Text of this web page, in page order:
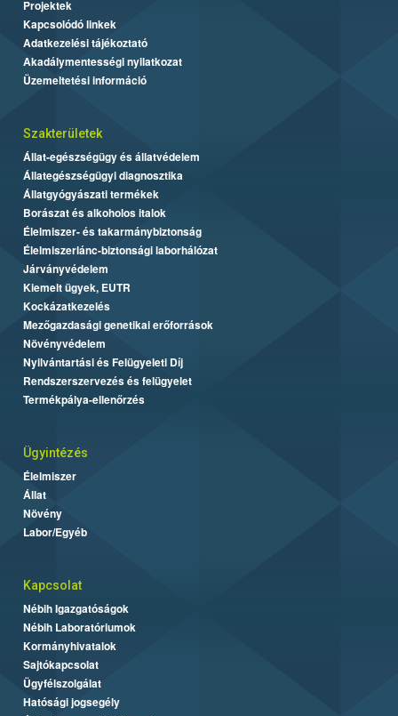
Projektek
Kapcsolódó linkek
Adatkezelési tájékoztató
Akadálymentességi nyilatkozat
Üzemeltetési információ
Szakterületek
Állat-egészségügy és állatvédelem
Állategészségügyi diagnosztika
Állatgyógyászati termékek
Borászat és alkoholos italok
Élelmiszer- és takarmánybiztonság
Élelmiszerlánc-biztonsági laborhálózat
Járványvédelem
Kiemelt ügyek, EUTR
Kockázatkezelés
Mezőgazdasági genetikai erőforrások
Növényvédelem
Nyilvántartási és Felügyeleti Díj
Rendszerszervezés és felügyelet
Termékpálya-ellenőrzés
Ügyintézés
Élelmiszer
Állat
Növény
Labor/Egyéb
Kapcsolat
Nébih Igazgatóságok
Nébih Laboratóriumok
Kormányhivatalok
Sajtókapcsolat
Ügyfélszolgálat
Hatósági jogsegély